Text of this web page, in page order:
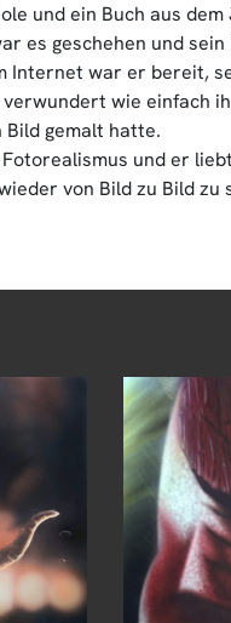
und ein Buch aus
es geschehen und
Internet war er bereit,
wie einfach
Bild gemalt hatte.
und er
von Bild zu Bild